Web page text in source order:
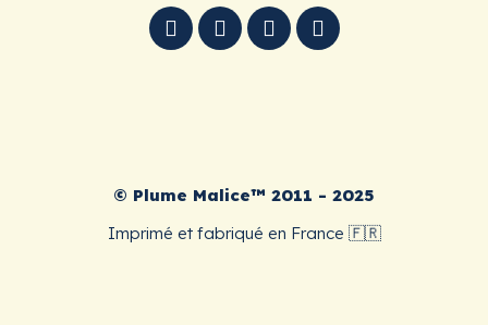
© Plume Malice™ 2011 - 2025
Imprimé et fabriqué en France 🇫🇷